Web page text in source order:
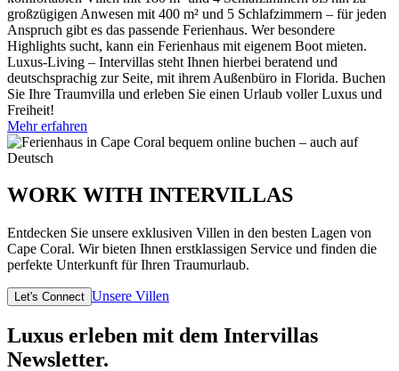
großzügigen Anwesen mit 400 m² und 5 Schlafzimmern – für jeden
Anspruch gibt es das passende Ferienhaus. Wer besondere
Highlights sucht, kann ein Ferienhaus mit eigenem Boot mieten.
Luxus-Living – Intervillas steht Ihnen hierbei beratend und
deutschsprachig zur Seite, mit ihrem Außenbüro in Florida. Buchen
Sie Ihre Traumvilla und erleben Sie einen Urlaub voller Luxus und
Freiheit!
Mehr erfahren
WORK WITH INTERVILLAS
Entdecken Sie unsere exklusiven Villen in den besten Lagen von
Cape Coral. Wir bieten Ihnen erstklassigen Service und finden die
perfekte Unterkunft für Ihren Traumurlaub.
Let's Connect Unsere Villen
Luxus erleben mit dem Intervillas
Newsletter.